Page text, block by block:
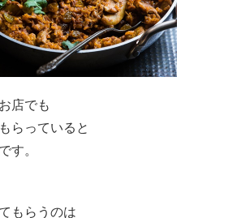
店でも
らっていると
す。
もらうのは